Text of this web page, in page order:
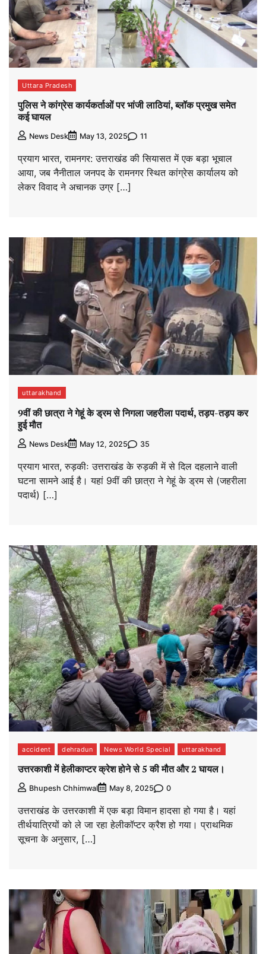
Uttara Pradesh
पुलिस ने कांग्रेस कार्यकर्ताओं पर भांजी लाठियां, ब्लॉक प्रमुख समेत
कई घायल
News Desk May 13, 2025 11
प्रयाग भारत, रामनगर: उत्तराखंड की सियासत में एक बड़ा भूचाल
आया, जब नैनीताल जनपद के रामनगर स्थित कांग्रेस कार्यालय को
लेकर विवाद ने अचानक उग्र […]
uttarakhand
9वीं की छात्रा ने गेहूं के ड्रम से निगला जहरीला पदार्थ, तड़प-तड़प कर
हुई मौत
News Desk May 12, 2025 35
प्रयाग भारत, रुड़कीः उत्तराखंड के रुड़की में से दिल दहलाने वाली
घटना सामने आई है। यहां 9वीं की छात्रा ने गेहूं के ड्रम से (जहरीला
पदार्थ) […]
accident dehradun News World Special uttarakhand
उत्तरकाशी में हेलीकाप्टर क्रेश होने से 5 की मौत और 2 घायल।
Bhupesh Chhimwal May 8, 2025 0
उत्तराखंड के उत्तरकाशी में एक बड़ा विमान हादसा हो गया है। यहां
तीर्थयात्रियों को ले जा रहा हेलीकॉप्टर क्रैश हो गया। प्राथमिक
सूचना के अनुसार, […]